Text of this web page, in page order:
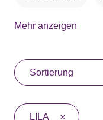
BHs ohne Bügel
Balconette-BHs
Mehr anzeigen
Sortierung
LILA